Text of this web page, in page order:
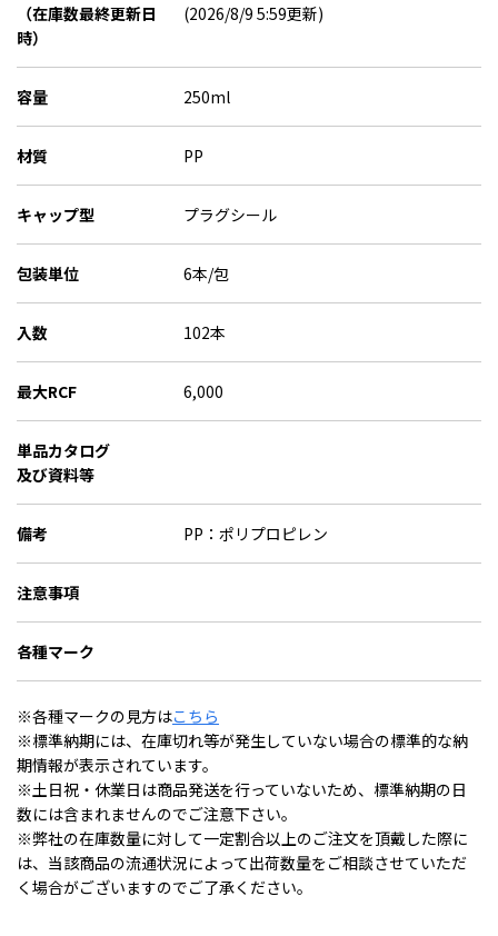
（在庫数最終更新日
時）
(2026/8/9 5:59更新)
容量 250ml
材質 PP
キャップ型 プラグシール
包装単位 6本/包
入数 102本
最大RCF 6,000
単品カタログ
及び資料等
備考 PP：ポリプロピレン
注意事項
各種マーク
※各種マークの見方はこちら
※標準納期には、在庫切れ等が発生していない場合の標準的な納
期情報が表示されています。
※土日祝・休業日は商品発送を行っていないため、標準納期の日
数には含まれませんのでご注意下さい。
※弊社の在庫数量に対して一定割合以上のご注文を頂戴した際に
は、当該商品の流通状況によって出荷数量をご相談させていただ
く場合がございますのでご了承ください。